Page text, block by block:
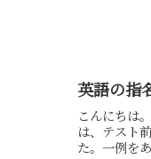
英語の指
こんにちは
は、テスト
た。一例を